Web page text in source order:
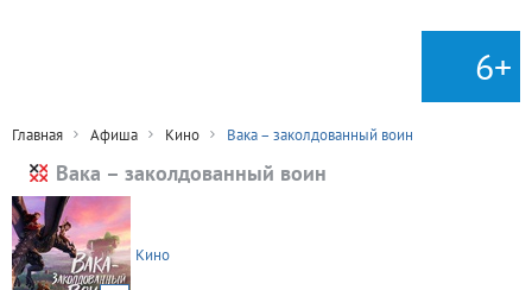
6+
Главная Афиша Кино Вака – заколдованный воин
Вака – заколдованный воин
Кино